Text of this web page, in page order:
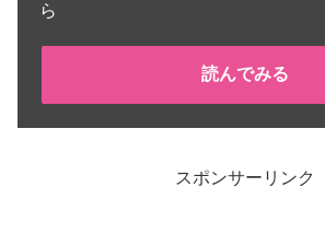
ら
読んでみる
スポンサーリンク